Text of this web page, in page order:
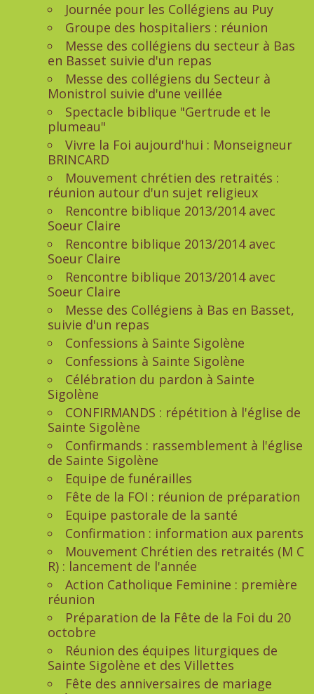
Journée pour les Collégiens au Puy
Groupe des hospitaliers : réunion
Messe des collégiens du secteur à Bas
en Basset suivie d'un repas
Messe des collégiens du Secteur à
Monistrol suivie d'une veillée
Spectacle biblique "Gertrude et le
plumeau"
Vivre la Foi aujourd'hui : Monseigneur
BRINCARD
Mouvement chrétien des retraités :
réunion autour d'un sujet religieux
Rencontre biblique 2013/2014 avec
Soeur Claire
Rencontre biblique 2013/2014 avec
Soeur Claire
Rencontre biblique 2013/2014 avec
Soeur Claire
Messe des Collégiens à Bas en Basset,
suivie d'un repas
Confessions à Sainte Sigolène
Confessions à Sainte Sigolène
Célébration du pardon à Sainte
Sigolène
CONFIRMANDS : répétition à l'église de
Sainte Sigolène
Confirmands : rassemblement à l'église
de Sainte Sigolène
Equipe de funérailles
Fête de la FOI : réunion de préparation
Equipe pastorale de la santé
Confirmation : information aux parents
Mouvement Chrétien des retraités (M C
R) : lancement de l'année
Action Catholique Feminine : première
réunion
Préparation de la Fête de la Foi du 20
octobre
Réunion des équipes liturgiques de
Sainte Sigolène et des Villettes
Fête des anniversaires de mariage